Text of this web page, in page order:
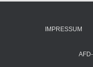
IMPRESSUM